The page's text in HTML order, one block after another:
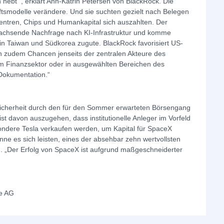
verändere. Und sie suchten gezielt nach Belegen
Chips und Humankapital sich auszahlten. Der
Nachfrage nach KI‑Infrastruktur und komme
Taiwan und Südkorea zugute. BlackRock favorisiert US‑
Chancen jenseits der zentralen Akteure des
Finanzsektor oder in ausgewählten Bereichen des
durch den für den Sommer erwarteten Börsengang
davon auszugehen, dass institutionelle Anleger im Vorfeld
Tesla verkaufen werden, um Kapital für SpaceX
es sich leisten, eines der absehbar zehn wertvollsten
Erfolg von SpaceX ist aufgrund maßgeschneiderter
AG